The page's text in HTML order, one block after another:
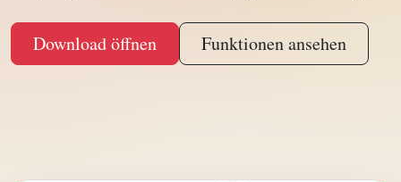
Download öffnen Funktionen ansehen